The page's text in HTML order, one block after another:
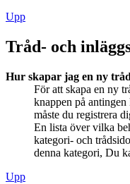
Upp
Tråd- och
Hur skapar jag en ny
För att skapa en ny
knappen på
måste du registrera
En lista över vilka
kategori- och
denna kategori, Du
Upp